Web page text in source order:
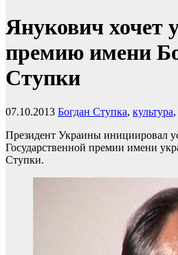
Янукович хочет
премию имени
Ступки
07.10.2013 Богдан Ступка, культура,
Президент Украины инициировал
Государственной премии имени
Ступки.